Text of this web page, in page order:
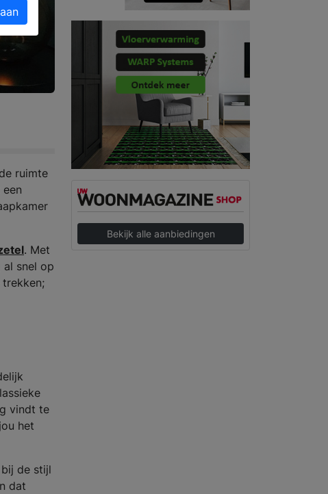
ruimte
. Met
snel op
vindt te
het
de stijl
dat
Bekijk alle aanbiedingen